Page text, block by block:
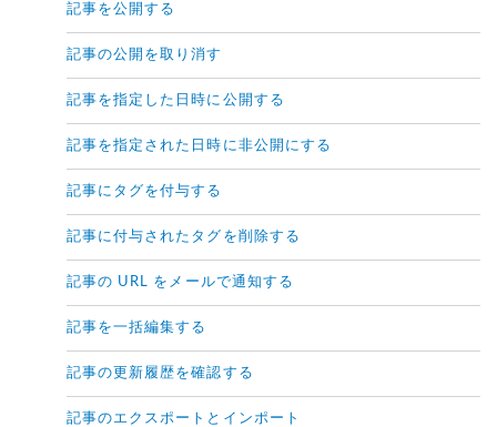
記事を公開する
記事の公開を取り消す
記事を指定した日時に公開する
記事を指定された日時に非公開にする
記事にタグを付与する
記事に付与されたタグを削除する
記事の URL をメールで通知する
記事を一括編集する
記事の更新履歴を確認する
記事のエクスポートとインポート